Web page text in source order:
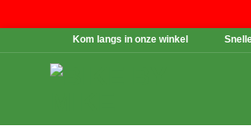
naar
Kom langs in onze winkel